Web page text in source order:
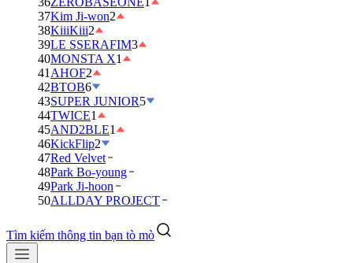
37Kim Ji-won2
38KiiiKiii2
39LE SSERAFIM3
40MONSTA X1
41 AHOF2
42BTOB6
43SUPER JUNIOR5
44TWICE1
45AND2BLE1
46KickFlip2
47Red Velvet
48Park Bo-young
49Park Ji-hoon
50ALLDAY PROJECT
Tìm kiếm thông tin bạn tò mò